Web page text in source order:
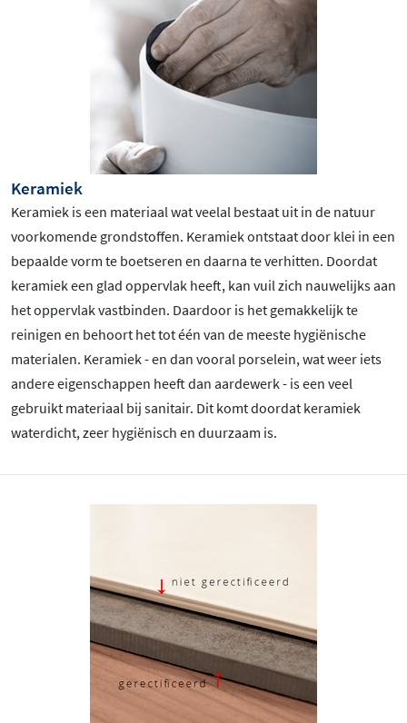
Keramiek
Keramiek is een materiaal wat veelal bestaat uit in de natuur
voorkomende grondstoffen. Keramiek ontstaat door klei in een
bepaalde vorm te boetseren en daarna te verhitten. Doordat
keramiek een glad oppervlak heeft, kan vuil zich nauwelijks aan
het oppervlak vastbinden. Daardoor is het gemakkelijk te
reinigen en behoort het tot één van de meeste hygiënische
materialen. Keramiek - en dan vooral porselein, wat weer iets
andere eigenschappen heeft dan aardewerk - is een veel
gebruikt materiaal bij sanitair. Dit komt doordat keramiek
waterdicht, zeer hygiënisch en duurzaam is.